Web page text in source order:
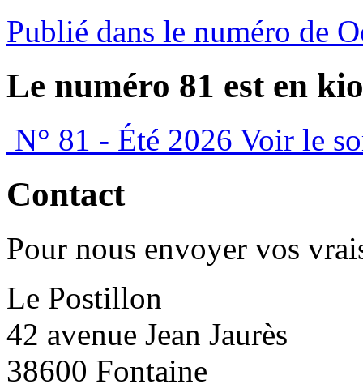
Publié dans le numéro de
Le numéro 81 est en
N° 81 - Été 2026 Voir le
Contact
Pour nous envoyer vos
Le Postillon
42 avenue Jean Jaurès
38600 Fontaine